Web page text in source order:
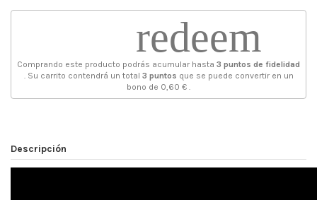
redeem
Comprando este producto podrás acumular hasta 3 puntos de fidelidad
. Su carrito contendrá un total 3 puntos que se puede convertir en un
bono de 0,60 € .
Descripción